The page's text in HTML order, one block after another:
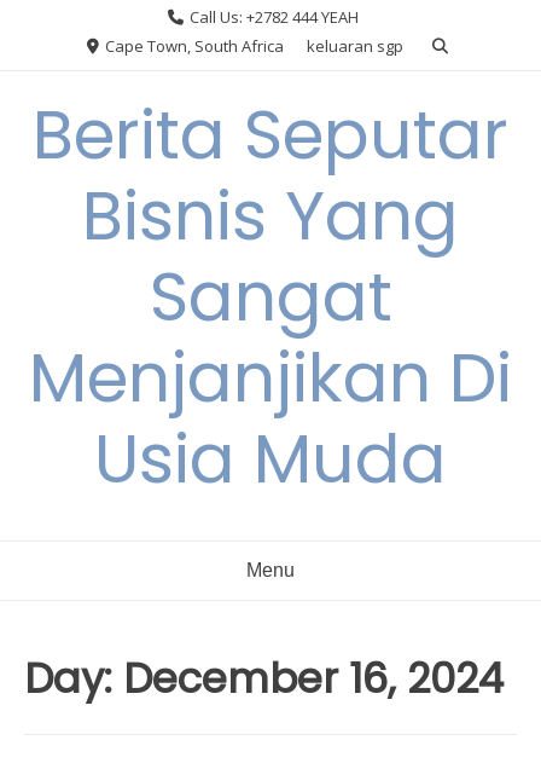
Call Us: +2782 444 YEAH
Cape Town, South Africa
keluaran sgp
Berita Seputar
Bisnis Yang
Sangat
Menjanjikan Di
Usia Muda
Menu
Day: December 16, 2024